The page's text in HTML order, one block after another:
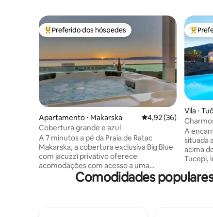
Entre os melhores preferidos dos hóspedes
Preferido dos hóspedes
Apartamento ⋅ Makarska 4,92 de uma
4,92 (36)
Cobertura grande e azul
A 7 minutos a pé da Praia de Ratac
Makarska, a cobertura exclusiva Big Blue
com jacuzzi privativo oferece
acomodações com acesso a uma
banheira de hidromassagem. Os
hóspedes podem se beneficiar do
Entre
Vila ⋅
A
situada
acima
Tucepi,
Comodidades